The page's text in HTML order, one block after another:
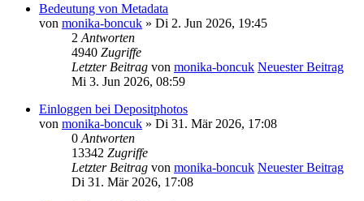
Bedeutung von Metadata
von monika-boncuk » Di 2. Jun 2026, 19:45
2 Antworten
4940 Zugriffe
Letzter Beitrag von monika-boncuk Neuester Beitrag
Mi 3. Jun 2026, 08:59
Einloggen bei Depositphotos
von monika-boncuk » Di 31. Mär 2026, 17:08
0 Antworten
13342 Zugriffe
Letzter Beitrag von monika-boncuk Neuester Beitrag
Di 31. Mär 2026, 17:08